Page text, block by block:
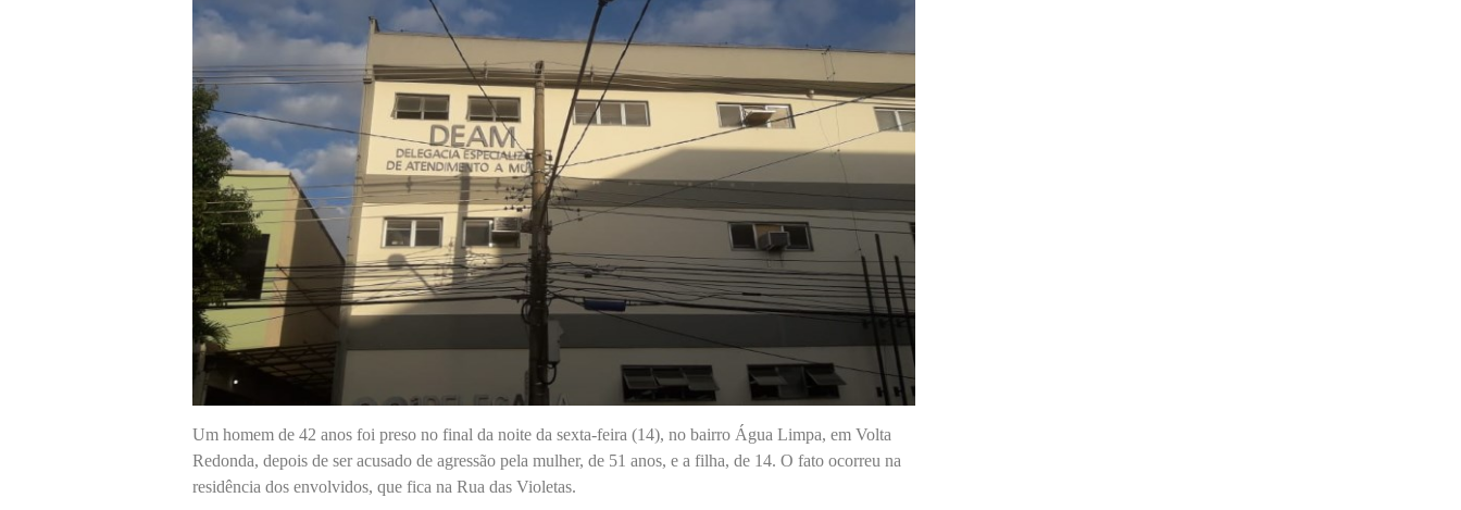
Um homem de 42 anos foi preso no final da noite da sexta-feira (14), no bairro Água Limpa, em Volta
Redonda, depois de ser acusado de agressão pela mulher, de 51 anos, e a filha, de 14. O fato ocorreu na
residência dos envolvidos, que fica na Rua das Violetas.